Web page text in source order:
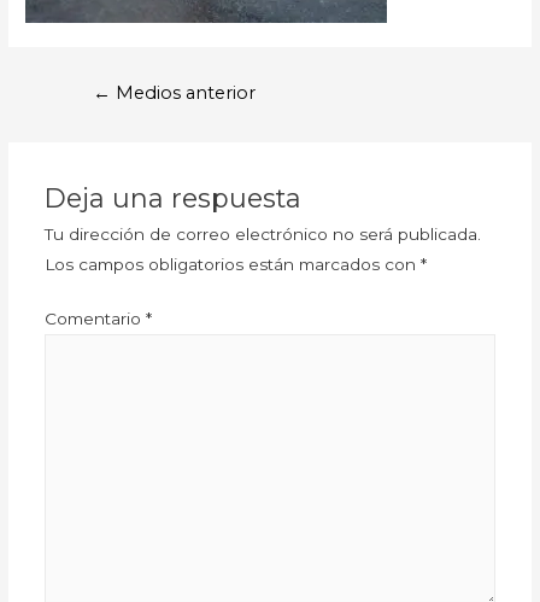
← Medios anterior
Deja una respuesta
Tu dirección de correo electrónico no será publicada.
Los campos obligatorios están marcados con *
Comentario *